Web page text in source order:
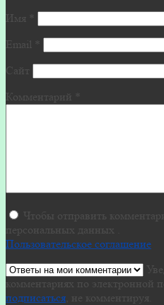
Имя
Email
Сайт
Комментарий
Чтобы отправить
персональных данных .
Пользовательское соглашение
комментариях по электронной
подписаться , не комментируя.